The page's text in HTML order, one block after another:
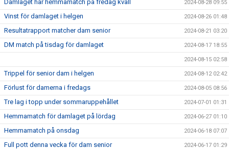
Damlaget har hemmamatch på fredag kväll 2024-08-28 09:55
Vinst för damlaget i helgen 2024-08-26 01:48
Resultatrapport matcher dam senior 2024-08-21 03:20
DM match på tisdag för damlaget 2024-08-17 18:55
2024-08-15 02:58
Trippel för senior dam i helgen 2024-08-12 02:42
Förlust för damerna i fredags 2024-08-05 08:56
Tre lag i topp under sommaruppehållet 2024-07-01 01:31
Hemmamatch för damlaget på lördag 2024-06-27 01:10
Hemmamatch på onsdag 2024-06-18 07:07
Full pott denna vecka för dam senior 2024-06-17 01:29